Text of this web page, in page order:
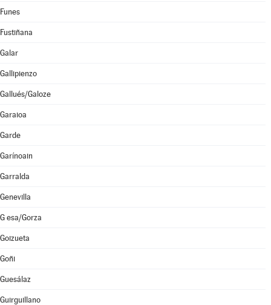
Funes
Fustiñana
Galar
Gallipienzo
Gallués/Galoze
Garaioa
Garde
Garínoain
Garralda
Genevilla
G esa/Gorza
Goizueta
Goñi
Guesálaz
Guirguillano